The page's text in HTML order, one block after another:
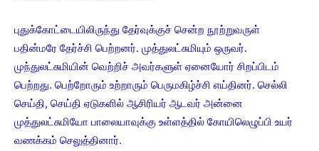
புதுக்கோட்டையிலிருந்து தேர்வுக்குச் சென்ற நூற்றுவருள்
பதின்மரே தேர்ச்சி பெற்றனர். முத்துலட்சுமியும் ஒருவர்.
முந்துலட்சுமியின் வெற்றிச் அவர்களுள் ஏனையோர் சிறப்பிடம்
பெற்றது. பெற்றோரும் உற்றாரும் பெருமகிழ்ச்சி எய்தினர். செல்லி
செய்தி, செய்தி ஏடுகளில் ஆசிரியர் ஆடவர் அன்னை
முத்துலட்சுமியோ பாலையாவுக்கு உள்ளத்தில் கோயிலெழுப்பி உயர்
வணக்கம் செலுத்தினார்.